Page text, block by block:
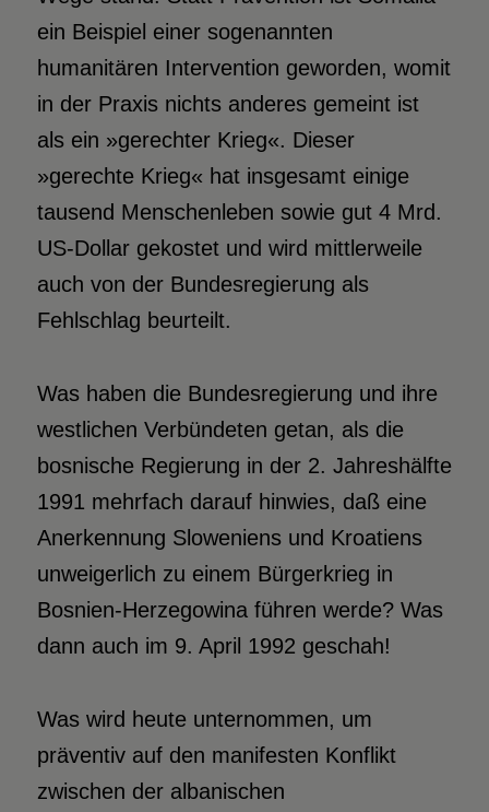
ein Beispiel einer sogenannten
humanitären Intervention geworden, womit
in der Praxis nichts anderes gemeint ist
als ein »gerechter Krieg«. Dieser
»gerechte Krieg« hat insgesamt einige
tausend Menschenleben sowie gut 4 Mrd.
US-Dollar gekostet und wird mittlerweile
auch von der Bundesregierung als
Fehlschlag beurteilt.
Was haben die Bundesregierung und ihre
westlichen Verbündeten getan, als die
bosnische Regierung in der 2. Jahreshälfte
1991 mehrfach darauf hinwies, daß eine
Anerkennung Sloweniens und Kroatiens
unweigerlich zu einem Bürgerkrieg in
Bosnien-Herzegowina führen werde? Was
dann auch im 9. April 1992 geschah!
Was wird heute unternommen, um
präventiv auf den manifesten Konflikt
zwischen der albanischen